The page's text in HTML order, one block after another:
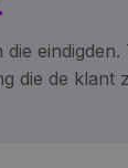
eindigden.
die de klant